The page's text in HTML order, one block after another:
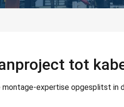
tot
montage-expertise opgesplitst in